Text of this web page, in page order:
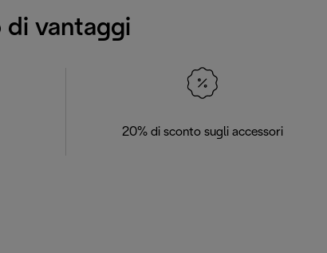
vantaggi
20% di sconto sugli accessori